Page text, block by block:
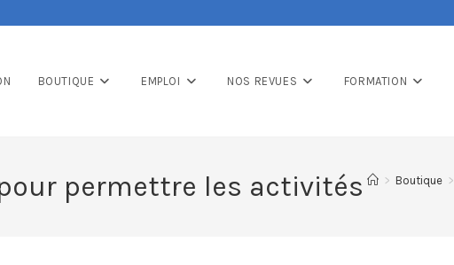
BOUTIQUE EMPLOI NOS REVUES FORMATION
permettre les activités > Boutique >